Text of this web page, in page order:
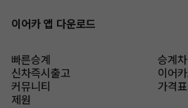
이어카 앱 다운로드
빠른승계
승계
신차즉시출고
이어
커뮤니티
가격표
제원